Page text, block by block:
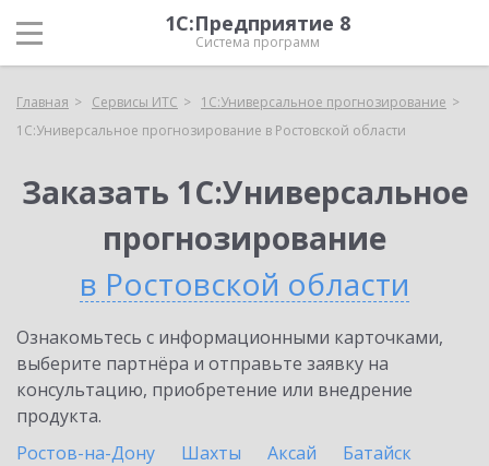
1С:Предприятие 8
Система программ
Главная Сервисы ИТС
1С:Универсальное прогнозирование
1С:Универсальное прогнозирование в Ростовской области
Заказать 1С:Универсальное
прогнозирование
в Ростовской области
Ознакомьтесь с информационными карточками,
выберите партнёра и отправьте заявку на
консультацию, приобретение или внедрение
продукта.
Ростов-на-Дону
Шахты Аксай
Батайск